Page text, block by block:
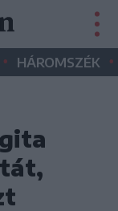
• HÁROMSZÉK •